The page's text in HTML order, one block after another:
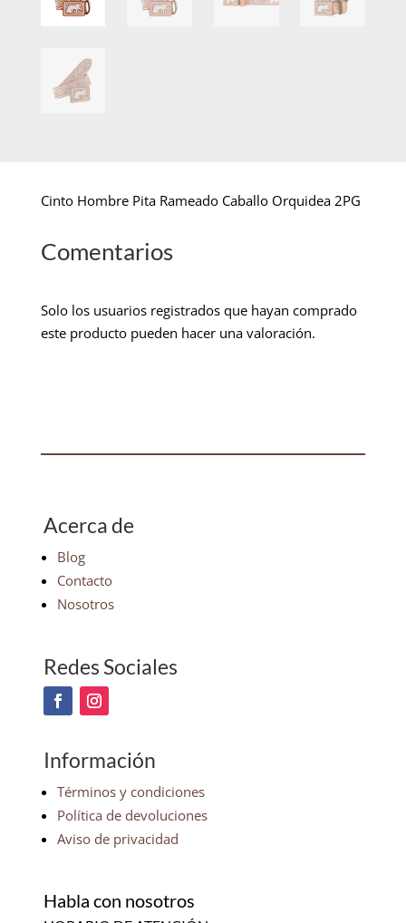
Cinto Hombre Pita Rameado Caballo Orquidea 2PG
Comentarios
Solo los usuarios registrados que hayan comprado
este producto pueden hacer una valoración.
Acerca de
Blog
Contacto
Nosotros
Redes Sociales
Información
Términos y condiciones
Política de devoluciones
Aviso de privacidad
Habla con nosotros